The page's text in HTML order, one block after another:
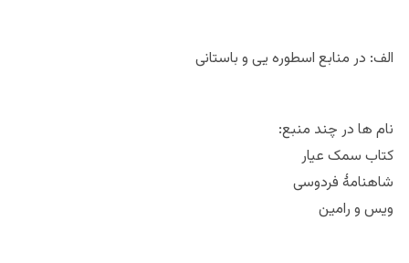
الف: در منابع اسطوره یی و باستانی
نام ها در چند منبع:
کتاب سمک عیار
شاهنامۀ فردوسی
ویس و رامین